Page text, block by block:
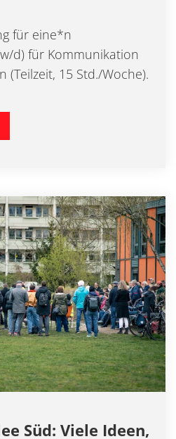
für eine*n
d) für Kommunikation
(Teilzeit, 15 Std./Woche).
Süd: Viele Ideen,